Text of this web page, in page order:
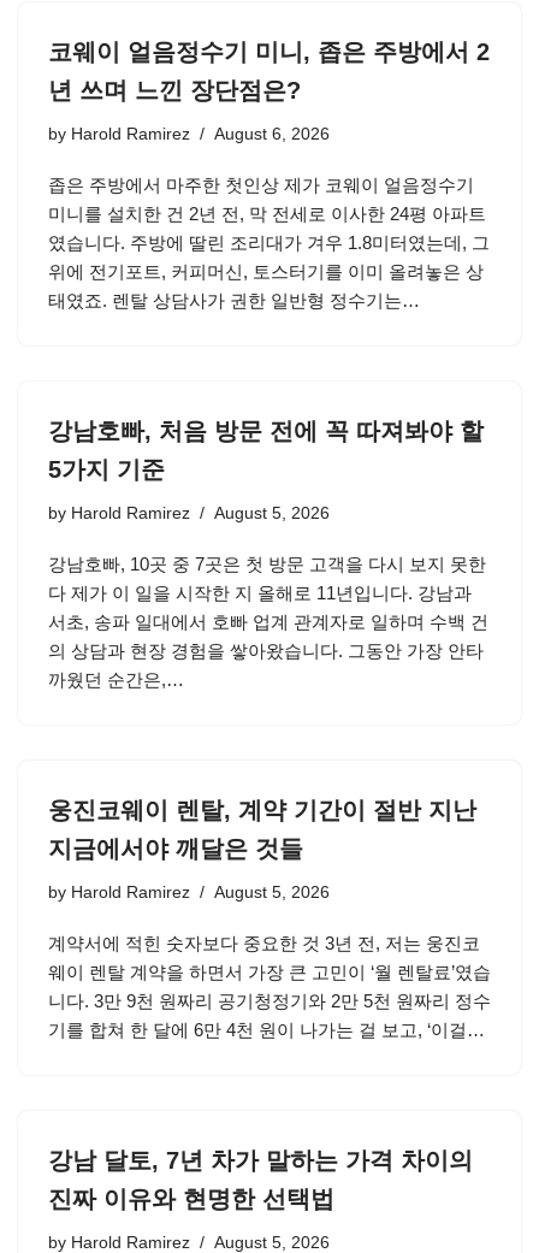
코웨이 얼음정수기 미니, 좁은 주방에서 2
년 쓰며 느낀 장단점은?
by Harold Ramirez August 6, 2026
좁은 주방에서 마주한 첫인상 제가 코웨이 얼음정수기
미니를 설치한 건 2년 전, 막 전세로 이사한 24평 아파트
였습니다. 주방에 딸린 조리대가 겨우 1.8미터였는데, 그
위에 전기포트, 커피머신, 토스터기를 이미 올려놓은 상
태였죠. 렌탈 상담사가 권한 일반형 정수기는…
강남호빠, 처음 방문 전에 꼭 따져봐야 할
5가지 기준
by Harold Ramirez August 5, 2026
강남호빠, 10곳 중 7곳은 첫 방문 고객을 다시 보지 못한
다 제가 이 일을 시작한 지 올해로 11년입니다. 강남과
서초, 송파 일대에서 호빠 업계 관계자로 일하며 수백 건
의 상담과 현장 경험을 쌓아왔습니다. 그동안 가장 안타
까웠던 순간은,…
웅진코웨이 렌탈, 계약 기간이 절반 지난
지금에서야 깨달은 것들
by Harold Ramirez August 5, 2026
계약서에 적힌 숫자보다 중요한 것 3년 전, 저는 웅진코
웨이 렌탈 계약을 하면서 가장 큰 고민이 ‘월 렌탈료’였습
니다. 3만 9천 원짜리 공기청정기와 2만 5천 원짜리 정수
기를 합쳐 한 달에 6만 4천 원이 나가는 걸 보고, ‘이걸…
강남 달토, 7년 차가 말하는 가격 차이의
진짜 이유와 현명한 선택법
by Harold Ramirez August 5, 2026